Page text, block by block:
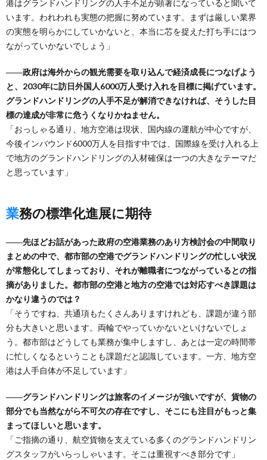
港はグランドハンドリングの人手不足が顕著になっていると聞いて
います。われわれも実態の把握に努めています。まずは厳しい業界
の実態を明らかにしていかないと、本当に芯を捉えた打ち手にはつ
ながっていかないでしょう」
――政府は海外からの観光需要を取り込んで経済成長につなげよう
と、2030年に訪日外国人6000万人受け入れを目標に掲げています。
グランドハンドリングの人手不足が解消できなければ、そうした目
標の達成が非常に危うくなりかねません。
「おっしゃる通り、地方空港は現状、国内線の運航が中心ですが、
今後インバウンド6000万人を目指す中では、国際線を受け入れる上
で地方のグランドハンドリングの人材確保は一つの大きなテーマだ
と思っています」
業務の標準化進展に期待
――先ほどお話があった政府の空港業務のあり方検討会の中間取り
まとめの中で、都市部の空港でグランドハンドリングの忙しい状況
が常態化してしまっており、それが離職者につながっているとの指
摘がありました。都市部の空港と地方の空港では対応すべき課題は
かなり違うのでは？
「そうですね、共通項もたくさんありますけれども、課題が違う部
分も大きいと思います。両輪でやっていかないといけないでしょ
う。都市部はどうしても業務が集中しますし、あとは一定の時間帯
に忙しくなるということも課題だと認識しています。一方、地方空
港は人手自体が不足しています」
――グランドハンドリングは旅客のイメージが強いですが、貨物の
部分でも当然ながら不可欠の存在ですし、そこにも注目がもっと集
まってほしいと思います。
「ご指摘の通り、航空貨物を支えている多くのグランドハンドリン
グスタッフがいらっしゃいます。そこは重視すべき部分です」